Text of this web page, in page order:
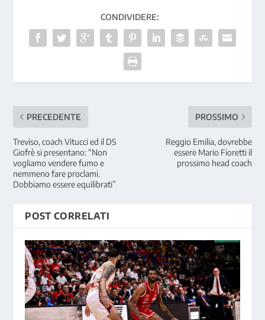
CONDIVIDERE:
PRECEDENTE
Treviso, coach Vitucci ed il DS
Giofrè si presentano: “Non
vogliamo vendere fumo e
nemmeno fare proclami.
Dobbiamo essere equilibrati”
PROSSIMO
Reggio Emilia, dovrebbe
essere Mario Fioretti il
prossimo head coach
POST CORRELATI